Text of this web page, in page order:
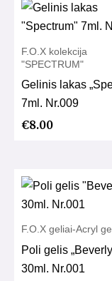
F.O.X kolekcija
"SPECTRUM"
Gelinis lakas
7ml. Nr.009
€8.00
F.O.X geliai-Acryl
Poli gelis
30ml. Nr.001